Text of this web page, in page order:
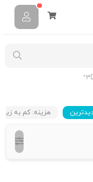
هزینه: کم به زیاد